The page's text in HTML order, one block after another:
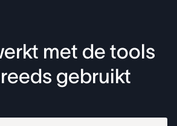
met de tools
gebruikt